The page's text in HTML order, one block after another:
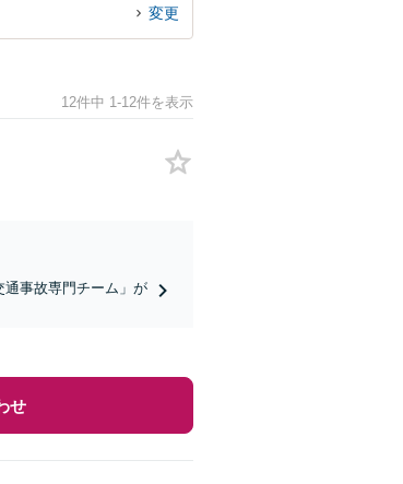
変更
12件中 1-12件を表示
通事故専門チーム」が
せ